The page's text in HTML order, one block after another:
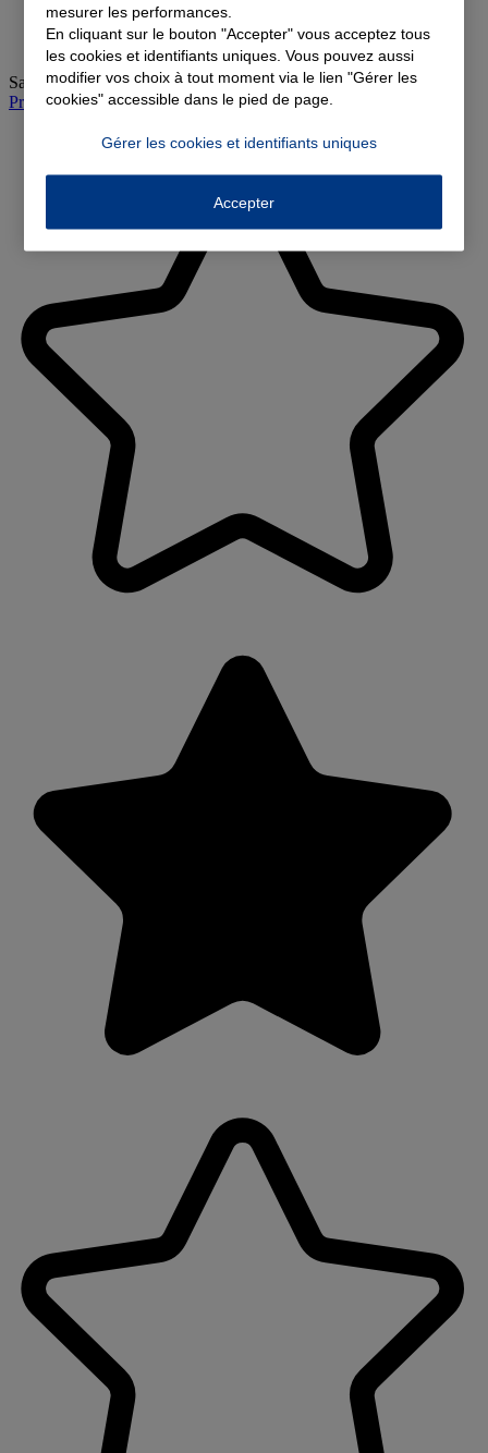
Samedi: 09:00-12:00
Prendre rendez-vous à l'agence
mesurer les performances.
En cliquant sur le bouton "Accepter" vous acceptez tous
les cookies et identifiants uniques. Vous pouvez aussi
modifier vos choix à tout moment via le lien "Gérer les
cookies" accessible dans le pied de page.
Gérer les cookies et identifiants uniques
Accepter